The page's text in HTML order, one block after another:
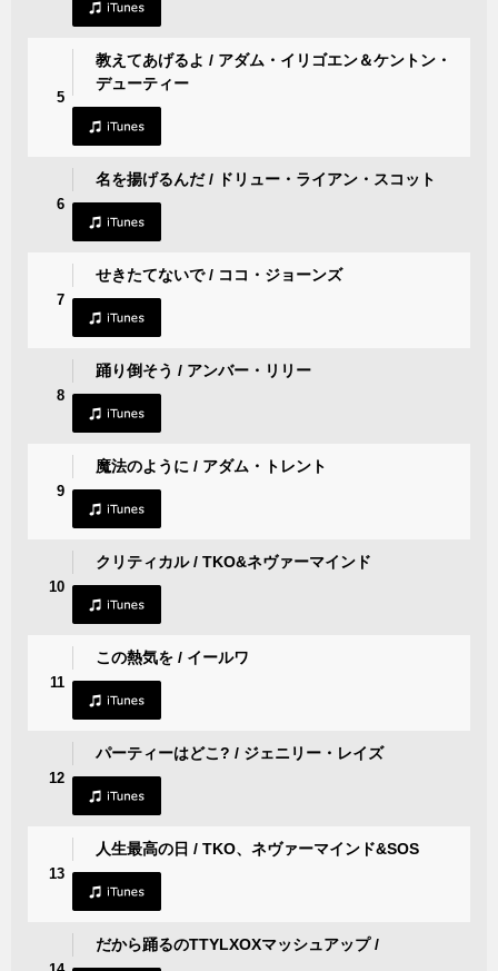
5
教えてあげるよ / アダム・イリゴエン＆ケントン・
デューティー
6
名を揚げるんだ / ドリュー・ライアン・スコット
7
せきたてないで / ココ・ジョーンズ
8
踊り倒そう / アンバー・リリー
9
魔法のように / アダム・トレント
10
クリティカル / TKO&ネヴァーマインド
11
この熱気を / イールワ
12
パーティーはどこ? / ジェニリー・レイズ
13
人生最高の日 / TKO、ネヴァーマインド&SOS
だから踊るのTTYLXOXマッシュアップ /